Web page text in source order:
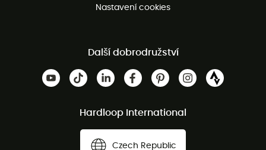
Nastavení cookies
Další dobrodružství
Hardloop International
Czech Republic